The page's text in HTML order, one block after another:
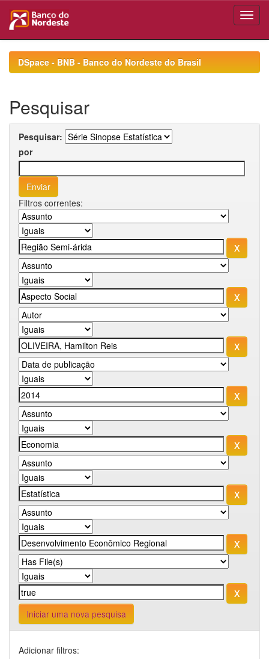
navigationDSpace - BNB - Banco do Nordeste do Brasil
Pesquisar
Pesquisar:
por
Filtros correntes:
Iniciar uma nova pesquisa
Adicionar filtros: